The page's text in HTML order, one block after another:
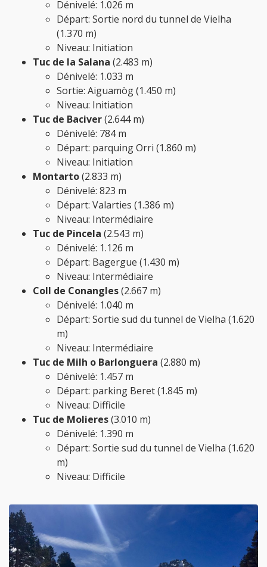
Dénivelé: 1.026 m
Départ: Sortie nord du tunnel de Vielha
(1.370 m)
Niveau: Initiation
Tuc de la Salana (2.483 m)
Dénivelé: 1.033 m
Sortie: Aiguamòg (1.450 m)
Niveau: Initiation
Tuc de Baciver(2.644 m)
Dénivelé: 784 m
Départ: parquing Orri (1.860 m)
Niveau: Initiation
Montarto(2.833 m)
Dénivelé: 823 m
Départ: Valarties (1.386 m)
Niveau: Intermédiaire
Tuc de Pincela (2.543 m)
Dénivelé: 1.126 m
Départ: Bagergue (1.430 m)
Niveau: Intermédiaire
Coll de Conangles(2.667 m)
Dénivelé: 1.040 m
Départ: Sortie sud du tunnel de Vielha (1.620
m)
Niveau: Intermédiaire
Tuc de Milh o Barlonguera (2.880 m)
Dénivelé: 1.457 m
Départ: parking Beret (1.845 m)
Niveau: Difficile
Tuc de Molieres(3.010 m)
Dénivelé: 1.390 m
Départ: Sortie sud du tunnel de Vielha (1.620
m)
Niveau: Difficile